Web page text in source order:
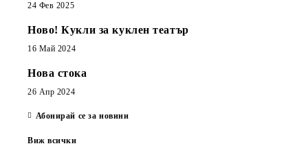
24 Фев 2025
Ново! Кукли за куклен театър
16 Май 2024
Нова стока
26 Апр 2024
Абонирай се за новини
Виж всички